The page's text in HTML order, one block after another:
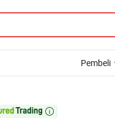
Pembeli
